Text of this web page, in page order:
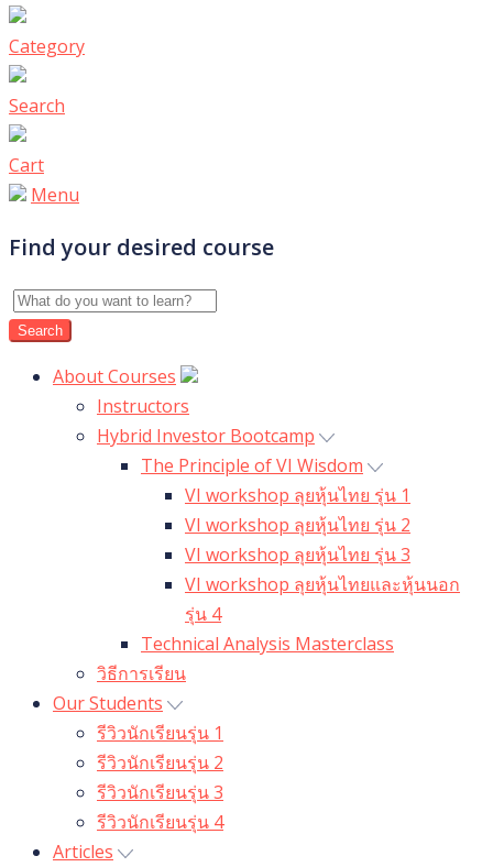
Category
Search
Cart
Menu
Find your desired course
About Courses
Instructors
Hybrid Investor Bootcamp
The Principle of VI Wisdom
VI workshop ลุยหุ้นไทย รุ่น 1
VI workshop ลุยหุ้นไทย รุ่น 2
VI workshop ลุยหุ้นไทย รุ่น 3
VI workshop ลุยหุ้นไทยและหุ้นนอก
รุ่น 4
Technical Analysis Masterclass
วิธีการเรียน
Our Students
รีวิวนักเรียนรุ่น 1
รีวิวนักเรียนรุ่น 2
รีวิวนักเรียนรุ่น 3
รีวิวนักเรียนรุ่น 4
Articles